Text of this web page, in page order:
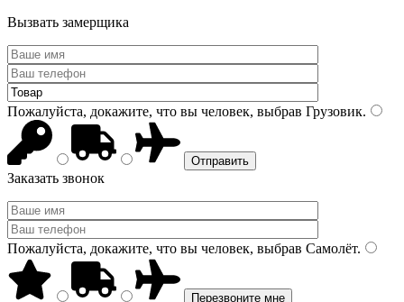
Вызвать замерщика
Пожалуйста, докажите, что вы человек, выбрав Грузовик.
Заказать звонок
Пожалуйста, докажите, что вы человек, выбрав Самолёт.